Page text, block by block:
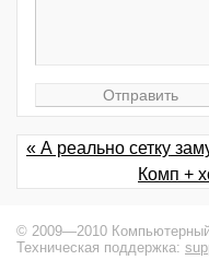
« А реально сетку
Комп +
© 2009—2010
Техническая поддержка: